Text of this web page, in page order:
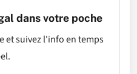
dans votre poche
et suivez l'info en temps